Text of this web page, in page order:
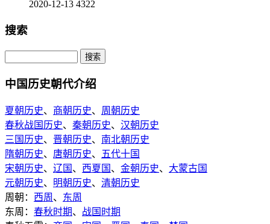
2020-12-13 4322
搜索
中国历史朝代介绍
夏朝历史、 商朝历史、 周朝历史
春秋战国历史、 秦朝历史、 汉朝历史
三国历史、 晋朝历史、 南北朝历史
隋朝历史、 唐朝历史、
五代十国
宋朝历史、 辽国 、 西夏国 、 金朝历史、 大蒙古国
元朝历史、 明朝历史、 清朝历史
周朝： 西周 、 东周
东周： 春秋时期、 战国时期